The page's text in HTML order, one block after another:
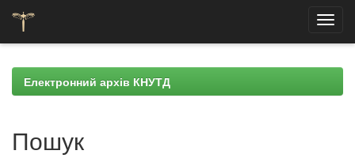
navigationЕлектронний архів КНУТД
Пошук